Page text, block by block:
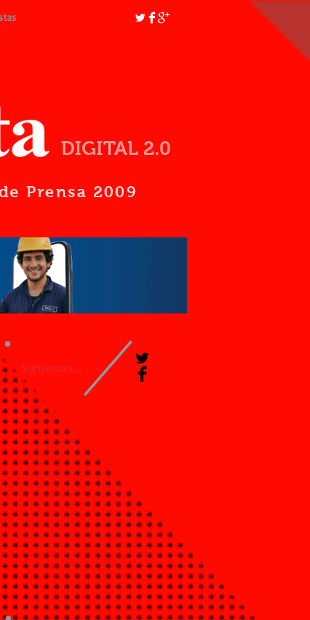
DIGITAL 2.0
Prensa 2009
Síguenos...